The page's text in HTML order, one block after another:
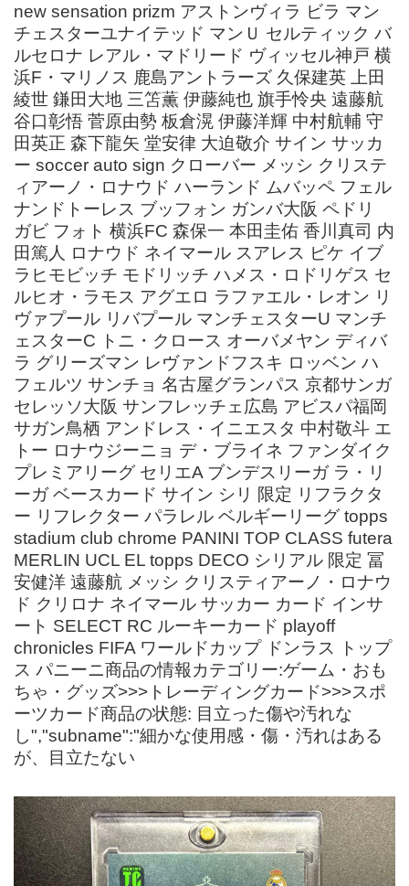
new sensation prizm アストンヴィラ ビラ マン
チェスターユナイテッド マンＵ セルティック バ
ルセロナ レアル・マドリード ヴィッセル神戸 横
浜F・マリノス 鹿島アントラーズ 久保建英 上田
綾世 鎌田大地 三笘薫 伊藤純也 旗手怜央 遠藤航
谷口彰悟 菅原由勢 板倉滉 伊藤洋輝 中村航輔 守
田英正 森下龍矢 堂安律 大迫敬介 サイン サッカ
ー soccer auto sign クローバー メッシ クリステ
ィアーノ・ロナウド ハーランド ムバッペ フェル
ナンドトーレス ブッフォン ガンバ大阪 ペドリ
ガビ フォト 横浜FC 森保一 本田圭佑 香川真司 内
田篤人 ロナウド ネイマール スアレス ピケ イブ
ラヒモビッチ モドリッチ ハメス・ロドリゲス セ
ルヒオ・ラモス アグエロ ラファエル・レオン リ
ヴァプール リバプール マンチェスターU マンチ
ェスターC トニ・クロース オーバメヤン ディバ
ラ グリーズマン レヴァンドフスキ ロッベン ハ
フェルツ サンチョ 名古屋グランパス 京都サンガ
セレッソ大阪 サンフレッチェ広島 アビスパ福岡
サガン鳥栖 アンドレス・イニエスタ 中村敬斗 エ
トー ロナウジーニョ デ・ブライネ ファンダイク
プレミアリーグ セリエA ブンデスリーガ ラ・リ
ーガ ベースカード サイン シリ 限定 リフラクタ
ー リフレクター パラレル ベルギーリーグ topps
stadium club chrome PANINI TOP CLASS futera
MERLIN UCL EL topps DECO シリアル 限定 冨
安健洋 遠藤航 メッシ クリスティアーノ・ロナウ
ド クリロナ ネイマール サッカー カード インサ
ート SELECT RC ルーキーカード playoff
chronicles FIFA ワールドカップ ドンラス トップ
ス パニーニ商品の情報カテゴリー:ゲーム・おも
ちゃ・グッズ>>>トレーディングカード>>>スポ
ーツカード商品の状態: 目立った傷や汚れな
し","subname":"細かな使用感・傷・汚れはある
が、目立たない